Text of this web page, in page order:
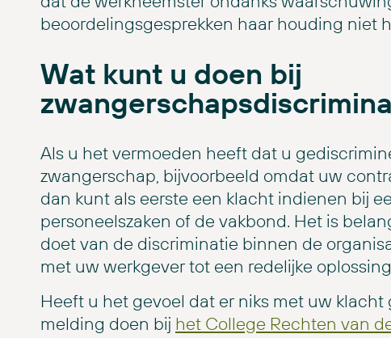
beoordelingsgesprekken haar houding niet
Wat kunt u doen bij
Als u het vermoeden heeft dat u
zwangerschap, bijvoorbeeld omdat uw
dan kunt als eerste een klacht indienen bij
personeelszaken of de vakbond. Het is
doet van de discriminatie binnen de
met uw werkgever tot een redelijke
Heeft u het gevoel dat er niks met uw
melding doen bij het College Rechten van